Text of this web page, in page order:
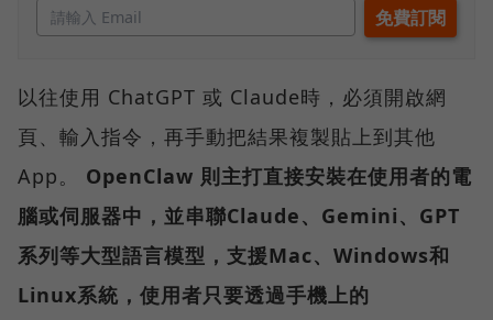
以往使用 ChatGPT 或 Claude時，必須開啟網
頁、輸入指令，再手動把結果複製貼上到其他
App。 OpenClaw 則主打直接安裝在使用者的電
腦或伺服器中，並串聯Claude、Gemini、GPT
系列等大型語言模型，支援Mac、Windows和
Linux系統，使用者只要透過手機上的